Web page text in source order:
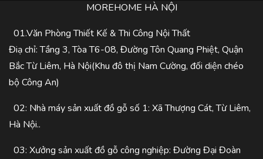
MOREHOME HÀ NỘI
01.Văn Phòng Thiết Kế & Thi Công Nội Thất
Điạ chỉ: Tầng 3, Tòa T6-08, Đường Tôn Quang Phiệt, Quận
Bắc Từ Liêm, Hà Nội(Khu đô thị Nam Cường, đối diện chéo
bộ Công An)
02: Nhà máy sản xuất đồ gỗ số 1: Xã Thượng Cát, Từ Liêm,
Hà Nội..
03: Xưởng sản xuất đồ gỗ công nghiệp: Đường Đại Đoàn